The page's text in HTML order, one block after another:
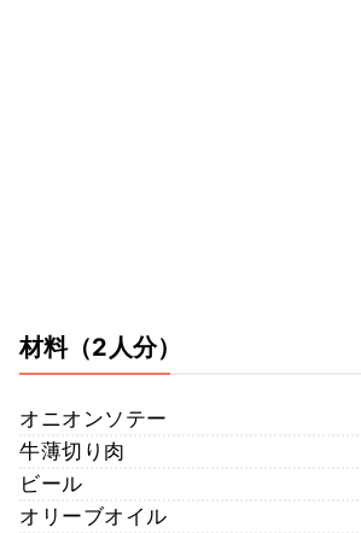
材料（2人分）
オニオンソテー
牛薄切り肉
ビール
オリーブオイル